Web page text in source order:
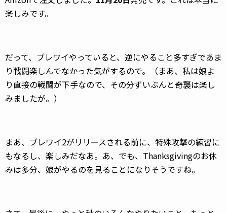
楽しみです。
だって、ブレワイやっていると、逆にやること多すぎであま
り戦闘楽しんでなかった気がするので。（まあ、私は娘よ
り直接の戦闘が下手なので、その分ずいぶんと奇襲は楽し
みましたが。）
まあ、ブレワイ2がリリースされる前に、特殊攻撃の練習に
もなるし、楽しみだなあ。あ、でも、Thanksgivingのお休
みは多分、娘がやるのを見ることになりそうですね。